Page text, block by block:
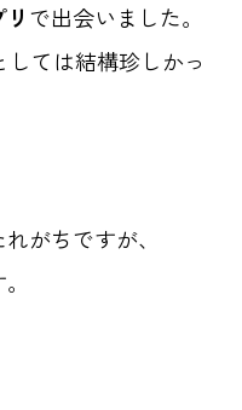
で出会いました。
ては結構珍しかっ
がちですが、